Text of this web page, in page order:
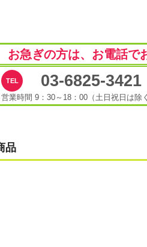
お急ぎの方は、お電話で
03-6825-3421
営業時間 9：30～18：00（土日祝日は除く
品